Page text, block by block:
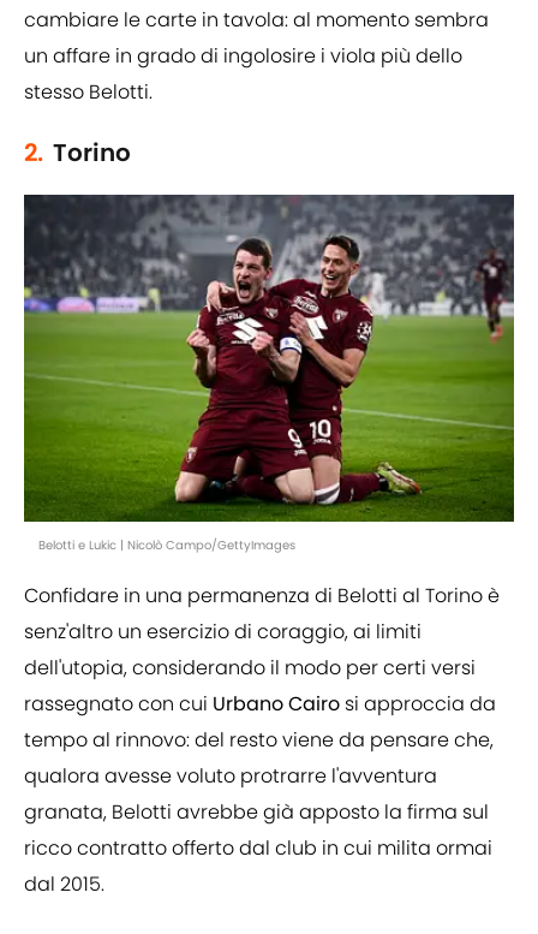
cambiare le carte in tavola: al momento sembra
un affare in grado di ingolosire i viola più dello
stesso Belotti.
2. Torino
Belotti e Lukic | Nicolò Campo/GettyImages
Confidare in una permanenza di Belotti al Torino è
senz'altro un esercizio di coraggio, ai limiti
dell'utopia, considerando il modo per certi versi
rassegnato con cui Urbano Cairo si approccia da
tempo al rinnovo: del resto viene da pensare che,
qualora avesse voluto protrarre l'avventura
granata, Belotti avrebbe già apposto la firma sul
ricco contratto offerto dal club in cui milita ormai
dal 2015.